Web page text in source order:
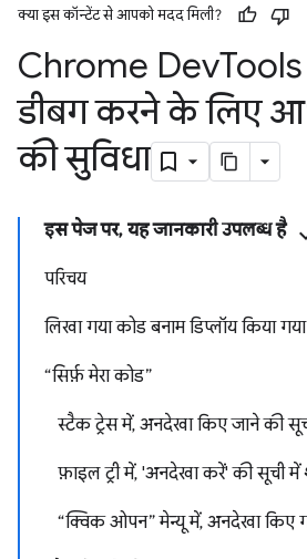
क्या इस कॉन्टेंट से आपको मदद मिली?
Chrome Dev
डीबग करने के लिए
की सुविधा
इस पेज पर, यह जानकारी उपलब्ध है
परिचय
लिखा गया कोड बनाम डिप्लॉय किया
“सिर्फ़ मेरा कोड”
स्टैक ट्रेस में, अनदेखा किए जाने की
फ़ाइल ट्री में, 'अनदेखा करें' की सूची में
“क्विक ओपन” मेन्यू में, अनदेखा किए